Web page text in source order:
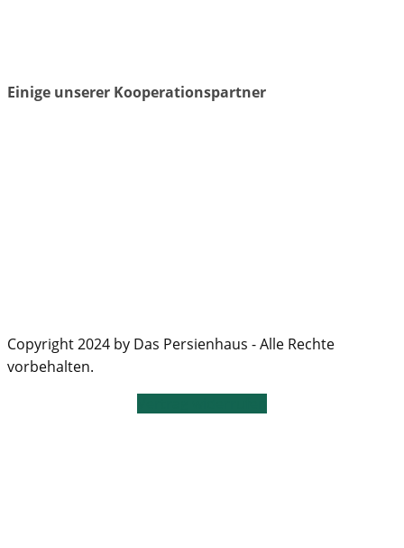
Einige unserer Kooperationspartner
Copyright 2024 by Das Persienhaus - Alle Rechte
vorbehalten.